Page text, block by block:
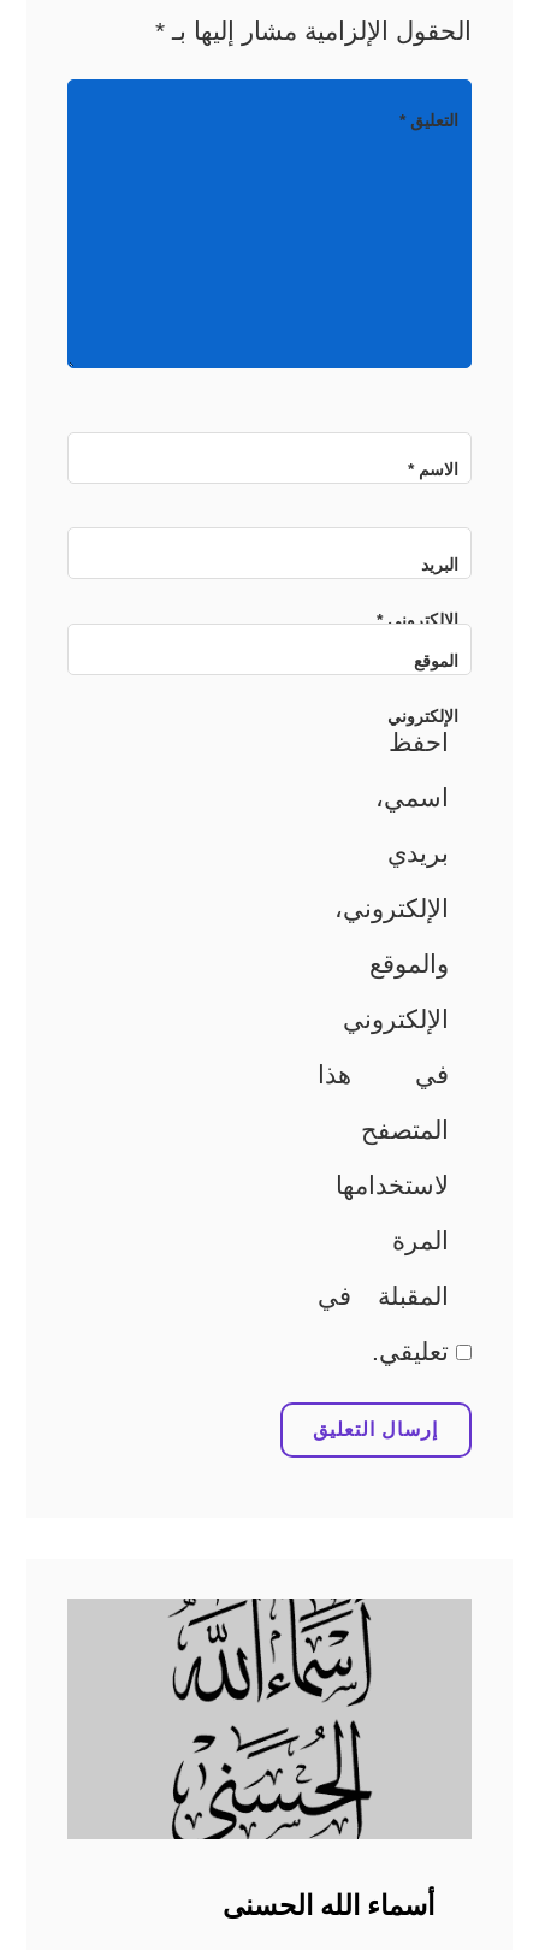
الحقول الإلزامية مشار إليها بـ *
التعليق*
الاسم*
البريد
الإلكتروني*
الموقع
الإلكتروني
احفظ
اسمي،
بريدي
الإلكتروني،
والموقع
الإلكتروني
في هذا
المتصفح
لاستخدامها
المرة
المقبلة في
تعليقي.
أسماء الله الحسنى